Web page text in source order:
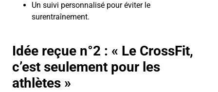
Un suivi personnalisé pour éviter le
surentraînement.
Idée reçue n°2 : « Le CrossFit,
c’est seulement pour les
athlètes »